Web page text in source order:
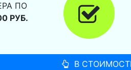
ПО
РУБ.
В